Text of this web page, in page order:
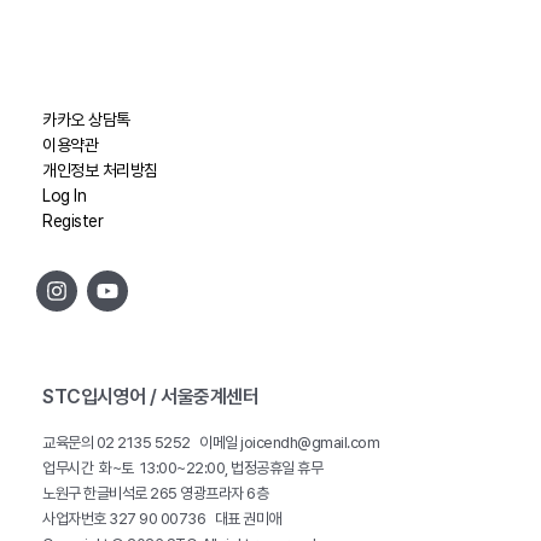
카카오 상담톡
이용약관
개인정보 처리방침
Log In
Register
STC입시영어 / 서울중계센터
교육문의 02 2135 5252 이메일 joicendh@gmail.com
업무시간 화~토 13:00~22:00, 법정공휴일 휴무
노원구 한글비석로 265 영광프라자 6층
사업자번호 327 90 00736 대표 권미애